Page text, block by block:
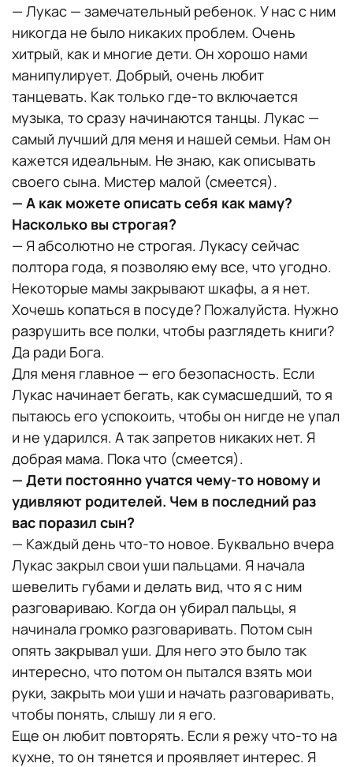
— Лукас — замечательный ребенок. У нас с ним
никогда не было никаких проблем. Очень
хитрый, как и многие дети. Он хорошо нами
манипулирует. Добрый, очень любит
танцевать. Как только где-то включается
музыка, то сразу начинаются танцы. Лукас —
самый лучший для меня и нашей семьи. Нам он
кажется идеальным. Не знаю, как описывать
своего сына. Мистер малой (смеется).
— А как можете описать себя как маму?
Насколько вы строгая?
— Я абсолютно не строгая. Лукасу сейчас
полтора года, я позволяю ему все, что угодно.
Некоторые мамы закрывают шкафы, а я нет.
Хочешь копаться в посуде? Пожалуйста. Нужно
разрушить все полки, чтобы разглядеть книги?
Да ради Бога.
Для меня главное — его безопасность. Если
Лукас начинает бегать, как сумасшедший, то я
пытаюсь его успокоить, чтобы он нигде не упал
и не ударился. А так запретов никаких нет. Я
добрая мама. Пока что (смеется).
— Дети постоянно учатся чему-то новому и
удивляют родителей. Чем в последний раз
вас поразил сын?
— Каждый день что-то новое. Буквально вчера
Лукас закрыл свои уши пальцами. Я начала
шевелить губами и делать вид, что я с ним
разговариваю. Когда он убирал пальцы, я
начинала громко разговаривать. Потом сын
опять закрывал уши. Для него это было так
интересно, что потом он пытался взять мои
руки, закрыть мои уши и начать разговаривать,
чтобы понять, слышу ли я его.
Еще он любит повторять. Если я режу что-то на
кухне, то он тянется и проявляет интерес. Я